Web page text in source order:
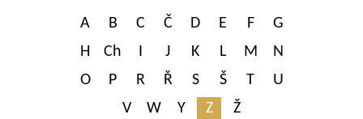
A B C Č D E F
G
H
Ch I J K L M
N
O
P R Ř S Š T
U
V
W Y Z Ž